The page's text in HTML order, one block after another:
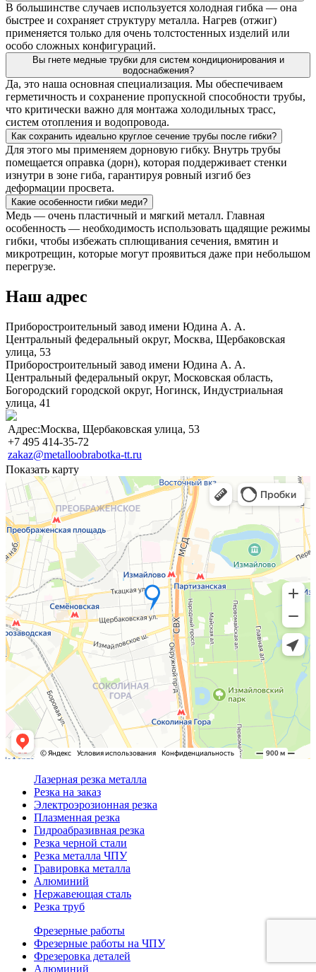
В большинстве случаев используется холодная гибка — она
быстрее и сохраняет структуру металла. Нагрев (отжиг)
применяется только для очень толстостенных изделий или
особо сложных конфигураций.
Вы гнете медные трубки для систем кондиционирования и
водоснабжения?
Да, это наша основная специализация. Мы обеспечиваем
герметичность и сохранение пропускной способности трубы,
что критически важно для монтажа холодильных трасс,
систем отопления и водопровода.
Как сохранить идеально круглое сечение трубы после гибки?
Для этого мы применяем дорновую гибку. Внутрь трубы
помещается оправка (дорн), которая поддерживает стенки
изнутри в зоне гиба, гарантируя ровный изгиб без
деформации просвета.
Какие особенности гибки меди?
Медь — очень пластичный и мягкий металл. Главная
особенность — необходимость использовать щадящие режимы
гибки, чтобы избежать сплющивания сечения, вмятин и
микротрещин, которые могут проявиться даже при небольшом
перегрузе.
Наш адрес
Приборостроительный завод имени Юдина А. А.
Центральный федеральный округ, Москва, Щербаковская
улица, 53
Приборостроительный завод имени Юдина А. А.
Центральный федеральный округ, Московская область,
Богородский городской округ, Ногинск, Индустриальная
улица, 41
Адрес:Москва, Щербаковская улица, 53
+7 495 414-35-72
zakaz@metalloobrabotka-tt.ru
Показать карту
Лазерная резка металла
Резка на заказ
Электроэрозионная резка
Плазменная резка
Гидроабразивная резка
Резка черной стали
Резка металла ЧПУ
Гравировка металла
Алюминий
Нержавеющая сталь
Резка труб
Фрезерные работы
Фрезерные работы на ЧПУ
Фрезеровка деталей
Алюминий